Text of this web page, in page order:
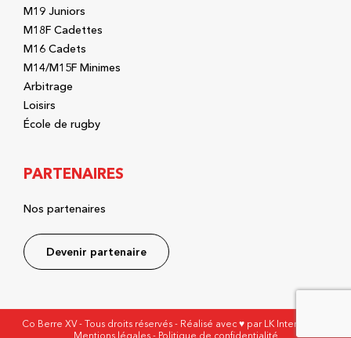
M19 Juniors
M18F Cadettes
M16 Cadets
M14/M15F Minimes
Arbitrage
Loisirs
École de rugby
PARTENAIRES
Nos partenaires
Devenir partenaire
Co Berre XV - Tous droits réservés - Réalisé avec ♥ par LK Interactive
Mentions légales- Politique de confidentialité